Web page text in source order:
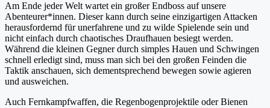
Am Ende jeder Welt wartet ein großer Endboss auf unsere
Abenteurer*innen. Dieser kann durch seine einzigartigen Attacken
herausfordernd für unerfahrene und zu wilde Spielende sein und
nicht einfach durch chaotisches Draufhauen besiegt werden.
Während die kleinen Gegner durch simples Hauen und Schwingen
schnell erledigt sind, muss man sich bei den großen Feinden die
Taktik anschauen, sich dementsprechend bewegen sowie agieren
und ausweichen.
Auch Fernkampfwaffen, die Regenbogenprojektile oder Bienen